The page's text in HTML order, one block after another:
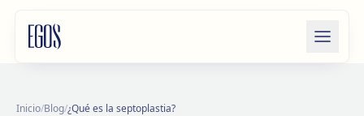
Inicio/Blog/¿Qué es la septoplastia?